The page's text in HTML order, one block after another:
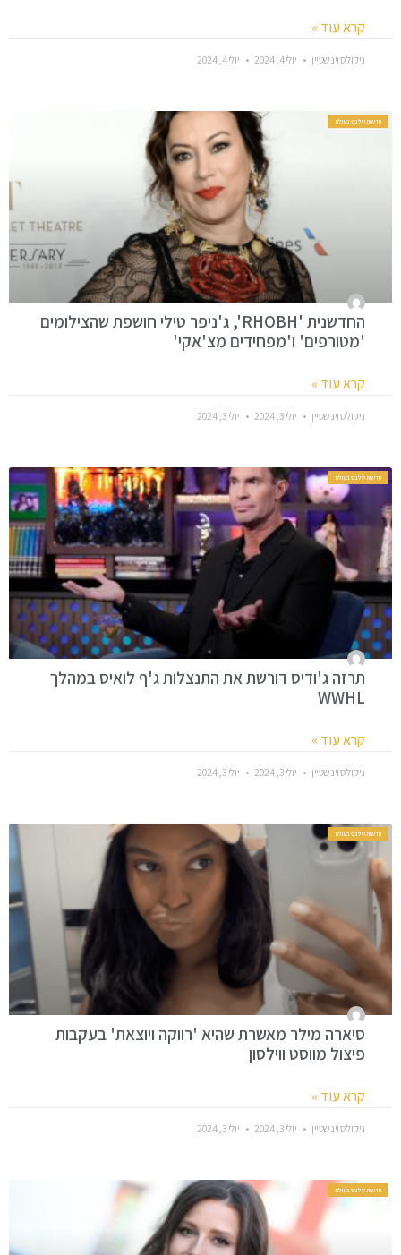
קרא עוד »
ניקולס וינשטיין יולי 4, 2024 יולי 4, 2024
חדשות סלבס בעולם
החדשנית 'RHOBH', ג'ניפר טילי חושפת שהצילומים
'מטורפים' ו'מפחידים מצ'אקי'
קרא עוד »
ניקולס וינשטיין יולי 3, 2024 יולי 3, 2024
חדשות סלבס בעולם
תרזה ג'ודיס דורשת את התנצלות ג'ף לואיס במהלך
WWHL
קרא עוד »
ניקולס וינשטיין יולי 3, 2024 יולי 3, 2024
חדשות סלבס בעולם
סיארה מילר מאשרת שהיא 'רווקה ויוצאת' בעקבות
פיצול מווסט ווילסון
קרא עוד »
ניקולס וינשטיין יולי 3, 2024 יולי 3, 2024
חדשות סלבס בעולם